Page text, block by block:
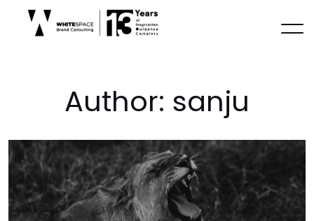
Author: sanju